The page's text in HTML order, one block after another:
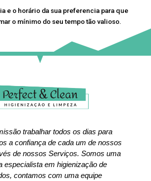
e o horário da sua preferencia para que
o mínimo do seu tempo tão valioso.
trabalhar todos os dias para
a confiança de cada um de nossos
de nossos Serviços. Somos uma
especialista em higienização de
contamos com uma equipe